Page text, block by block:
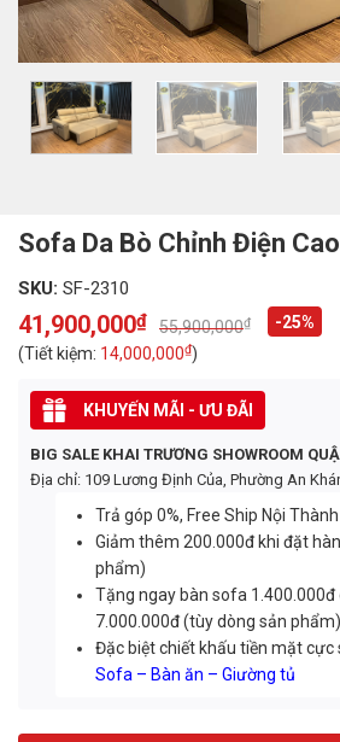
Sofa Da Bò Chỉnh Điện
SKU: SF-2310
55,900,000₫
Original
price
was:
55,900,000₫.
41,900,000₫
Current
price
is:
41,900,000₫.
-25%
(Tiết kiệm: 14,000,000₫)
KHUYẾN MÃI - ƯU ĐÃI
BIG SALE KHAI TRƯƠNG SHOWROOM
Địa chỉ: 109 Lương Định Của, Phường An
Trả góp 0%, Free Ship Nội Thành
Giảm thêm 200.000đ khi đặt
phẩm)
Tặng ngay bàn sofa
7.000.000đ (tùy dòng sản phẩm)
Đặc biệt chiết khấu tiền mặt
Sofa – Bàn ăn – Giường tủ